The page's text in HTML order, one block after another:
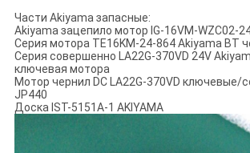
Части Akiyama запасные:
Akiyama зацепило мотор IG-16VM-WZC02-
Серия мотора TE16KM-24-864 Akiyama BT
Серия совершенно LA22G-370VD 24V
ключевая мотора
Мотор чернил DC LA22G-370VD ключевые/
JP440
Доска IST-5151A-1 AKIYAMA